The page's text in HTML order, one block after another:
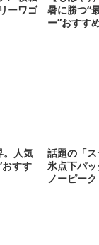
ーワゴ
暑に勝つ“
ー”おすす
。人気
すす
話題の「
氷点下パ
ノーピー